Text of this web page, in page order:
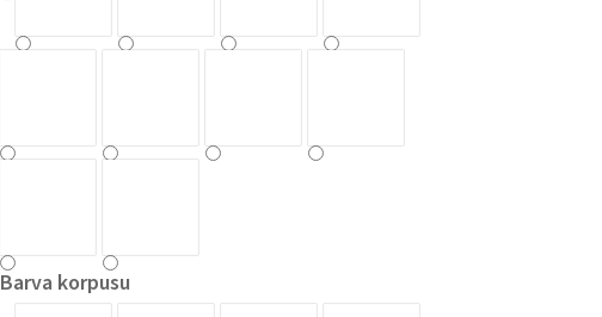
Barva korpusu